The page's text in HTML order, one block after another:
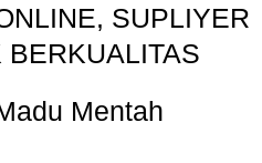
SUPLIYER
Mentah